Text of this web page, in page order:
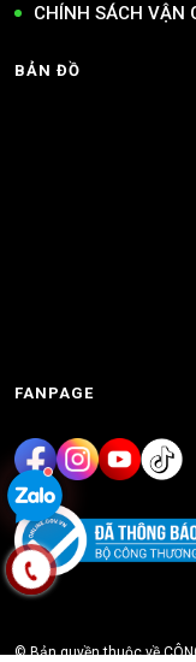
CHÍNH SÁCH VẬN
BẢN ĐỒ
FANPAGE
© Bản quyền thuộc về